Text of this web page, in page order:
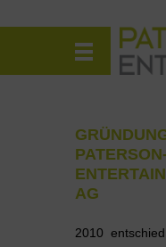
PATERSON-
AG
2010